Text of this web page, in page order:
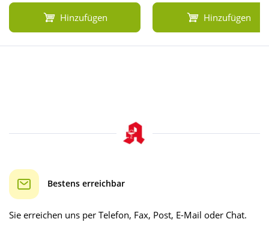
Hinzufügen Hinzufügen
Bestens erreichbar
Sie erreichen uns per Telefon, Fax, Post, E-Mail oder Chat.